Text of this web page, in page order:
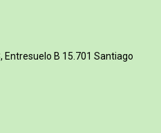
Entresuelo B 15.701 Santiago